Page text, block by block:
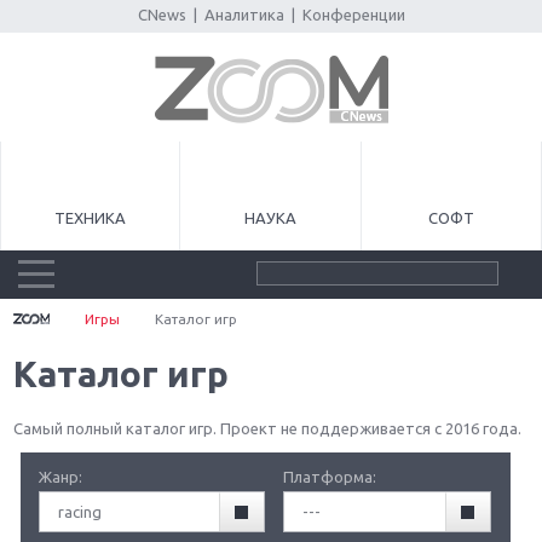
CNews Аналитика Конференции
ТЕХНИКА НАУКА СОФТ
Игры Каталог игр
Каталог игр
Самый полный каталог игр. Проект не поддерживается с 2016 года.
Жанр:
racing
Платформа:
---